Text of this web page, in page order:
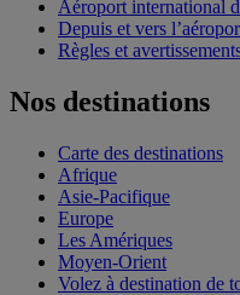
Aéroport international
Depuis et vers
Règles et
Nos destinations
Carte des destinations
Afrique
Asie-Pacifique
Europe
Les Amériques
Moyen-Orient
Volez à destination de